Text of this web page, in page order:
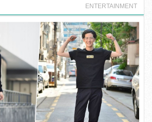
型男
的征途
ENTERTAINMENT